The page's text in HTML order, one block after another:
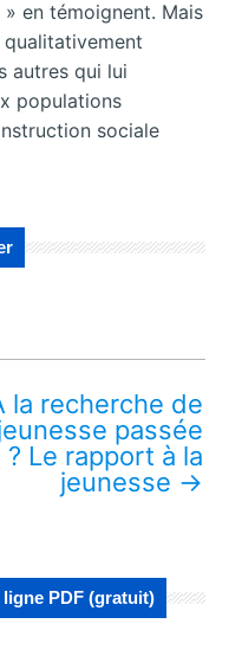
en témoignent. Mais
autres qui lui
populations
sociale
la recherche de
passée
? Le rapport à la
jeunesse →
PDF (gratuit)